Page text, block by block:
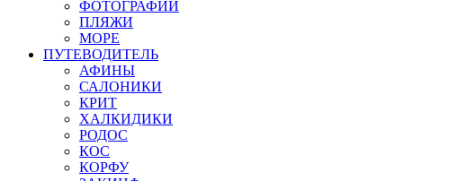
ФОТОГРАФИИ
ПЛЯЖИ
МОРЕ
ПУТЕВОДИТЕЛЬ
АФИНЫ
САЛОНИКИ
КРИТ
ХАЛКИДИКИ
РОДОС
КОС
КОРФУ